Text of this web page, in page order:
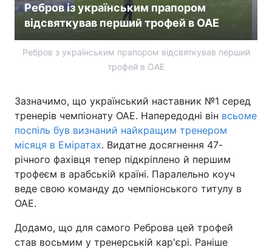
Лонгріди
Відео з Youtube Статті
Архів Вакансії
Контакти
Послуги
Ребров із українським прапором
відсвяткував перший трофей в ОАЕ
Ребров з українським прапором відсвяткував перший
трофей в ОАЕ
Зазначимо, що український наставник №1 серед
тренерів чемпіонату ОАЕ. Напередодні він всьоме
поспіль був визнаний найкращим тренером
місяця в Еміратах. Видатне досягнення 47-
річного фахівця тепер підкріплено й першим
трофеєм в арабській країні. Паралельно коуч
веде свою команду до чемпіонського титулу в
ОАЕ.
Додамо, що для самого Реброва цей трофей
став восьмим у тренерській кар'єрі. Раніше